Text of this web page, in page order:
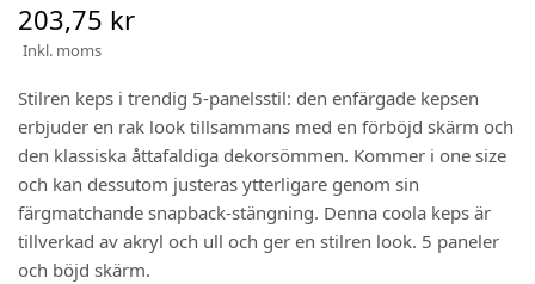
203,75 kr
Inkl. moms
Stilren keps i trendig 5-panelsstil: den enfärgade kepsen
erbjuder en rak look tillsammans med en förböjd skärm och
den klassiska åttafaldiga dekorsömmen. Kommer i one size
och kan dessutom justeras ytterligare genom sin
färgmatchande snapback-stängning. Denna coola keps är
tillverkad av akryl och ull och ger en stilren look. 5 paneler
och böjd skärm.